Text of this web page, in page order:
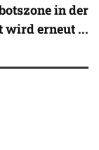
in der
wird erneut ...